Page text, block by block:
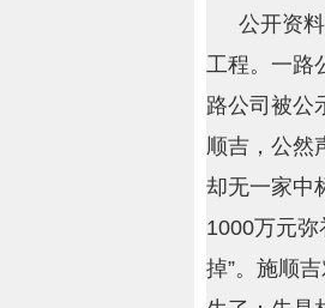
公开资
工程。一路
路公司被公
顺吉，公然
却无一家中
1000万元
掉”。施顺